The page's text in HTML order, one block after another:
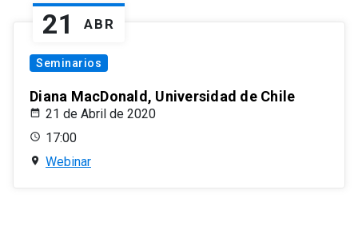
21 ABR
Seminarios
Diana MacDonald, Universidad de Chile
21 de Abril de 2020
17:00
Webinar